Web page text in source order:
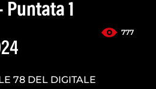
Puntata 1
777
78 DEL DIGITALE